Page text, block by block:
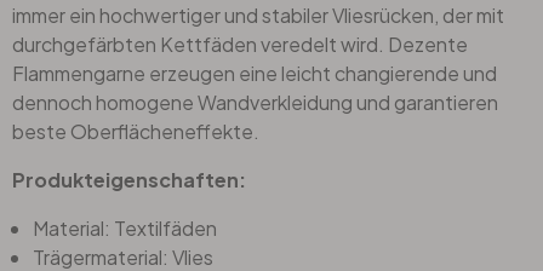
immer ein hochwertiger und stabiler Vliesrücken, der mit
durchgefärbten Kettfäden veredelt wird. Dezente
Flammengarne erzeugen eine leicht changierende und
dennoch homogene Wandverkleidung und garantieren
beste Oberflächeneffekte.
Produkteigenschaften:
Material: Textilfäden
Trägermaterial: Vlies